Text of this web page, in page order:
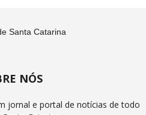
NÓS
jornal e portal de notícias de todo